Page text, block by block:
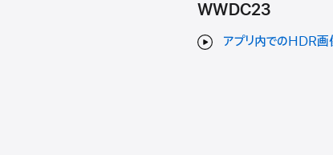
WWDC23
アプリ内でのHDR画